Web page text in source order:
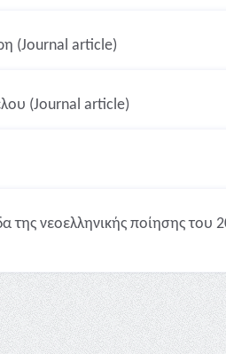
(Journal article)
(Journal article)
νεοελληνικής ποίησης του